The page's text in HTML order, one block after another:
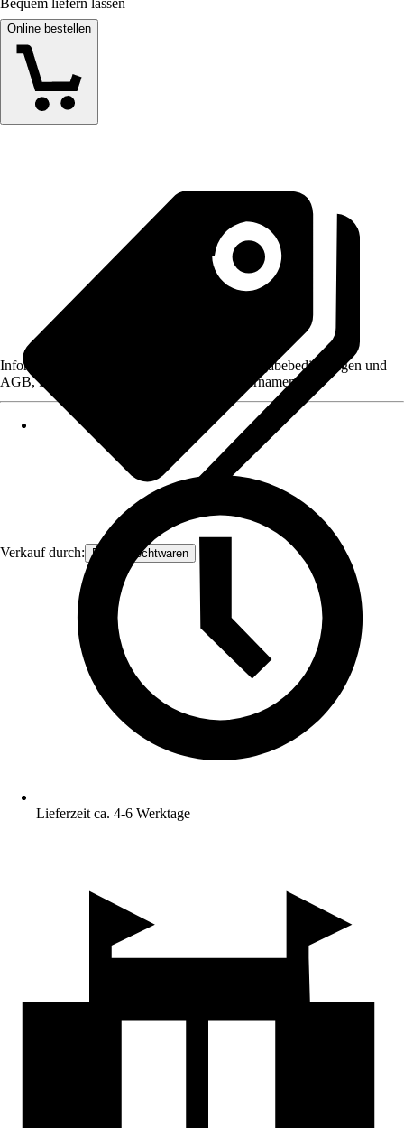
Bequem liefern lassen
Online bestellen
Verkauf durch: Frank Flechtwaren
Informationen des Verkäufers, wie z. B. Rückgabebedingungen und
AGB, finden Sie bei Klick auf den Verkäufernamen.
Lieferzeit ca. 4-6 Werktage